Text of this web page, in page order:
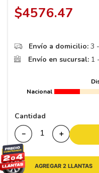
$4576.47
Envío a domicilio: 3
Envío en sucursal: 1
Nacional
Cantidad
＋
－
AGREGAR 2 LLANTAS